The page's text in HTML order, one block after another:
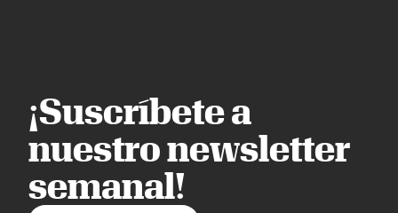
¡Suscríbete a
nuestro newsletter
semanal!